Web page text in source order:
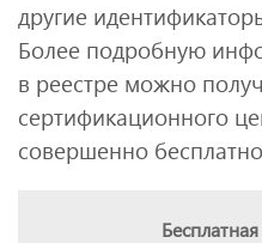
другие
Более подробную
в реестре можно
сертификационного
совершенно